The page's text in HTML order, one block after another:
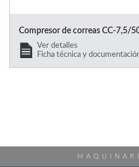
Compresor de correas CC-7,5/
Ver detalles
Ficha técnica y